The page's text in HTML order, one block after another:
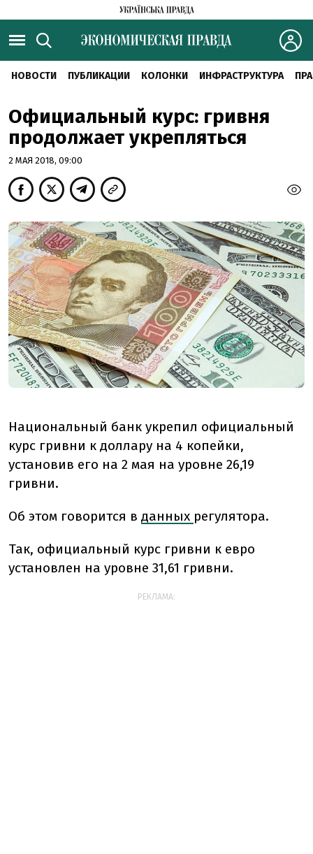
НОВОСТИ ПУБЛИКАЦИИ КОЛОНКИ ИНФРАСТРУКТУРА
Официальный курс: гривня
продолжает укрепляться
2 МАЯ 2018, 09:00
Национальный банк укрепил официальный
курс гривни к доллару на 4 копейки,
установив его на 2 мая на уровне 26,19
гривни.
Об этом говорится в данных регулятора.
Так, официальный курс гривни к евро
установлен на уровне 31,61 гривни.
РЕКЛАМА: